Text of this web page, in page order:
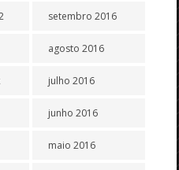
setembro 2016
agosto 2016
julho 2016
junho 2016
maio 2016